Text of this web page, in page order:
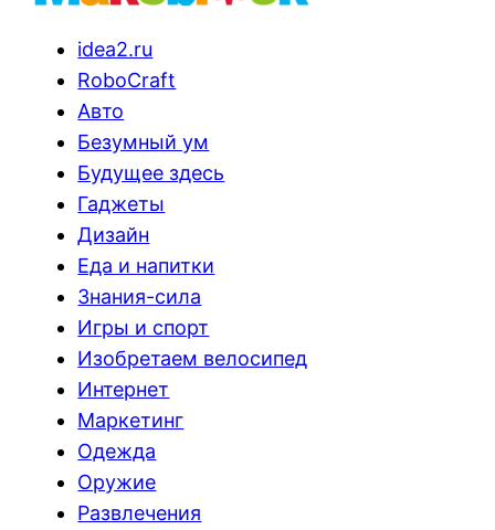
idea2.ru
RoboCraft
Авто
Безумный ум
Будущее здесь
Гаджеты
Дизайн
Еда и напитки
Знания-сила
Игры и спорт
Изобретаем велосипед
Интернет
Маркетинг
Одежда
Оружие
Развлечения